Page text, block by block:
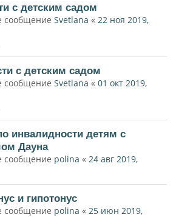
с детским садом
сообщение Svetlana « 22 ноя 2019,
с детским садом
сообщение Svetlana « 01 окт 2019,
инвалидности детям с
Дауна
сообщение polina « 24 авг 2019,
и гипотонус
сообщение polina « 25 июн 2019,